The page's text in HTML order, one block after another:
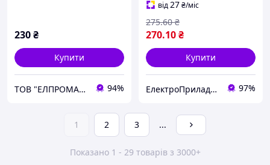
230₴
Купити
ТОВ "ЕЛПРОМАКС" 94%
генератор (введення
резерву)
від27₴/міс
270.10₴
275.60 ₴
Купити
ЕлектроПриладТехСервіс 97%
1 2 3 ...
Показано 1 - 29 товарів з 3000+